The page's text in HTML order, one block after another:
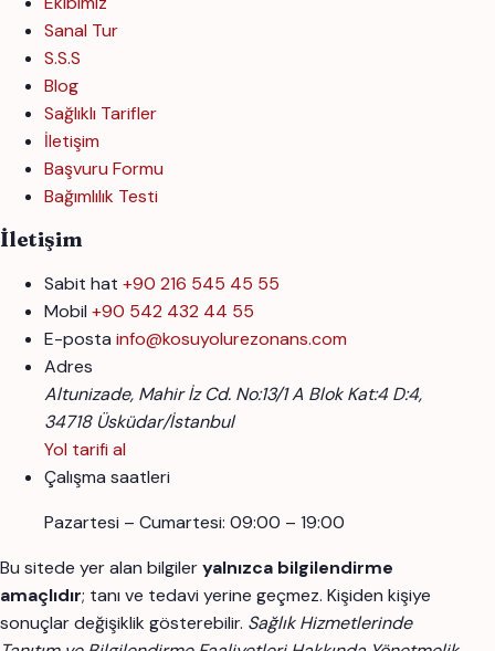
Sanal Tur
S.S.S
Blog
Sağlıklı Tarifler
İletişim
Başvuru Formu
Bağımlılık Testi
İletişim
Sabit hat +90 216 545 45 55
Mobil +90 542 432 44 55
E-posta info@kosuyolurezonans.com
Adres
Altunizade, Mahir İz Cd. No:13/1 A Blok Kat:4 D:4,
34718 Üsküdar/İstanbul
Yol tarifi al
Çalışma saatleri
Pazartesi – Cumartesi: 09:00 – 19:00
Bu sitede yer alan bilgileryalnızca bilgilendirme
amaçlıdır; tanı ve tedavi yerine geçmez. Kişiden kişiye
sonuçlar değişiklik gösterebilir. Sağlık Hizmetlerinde